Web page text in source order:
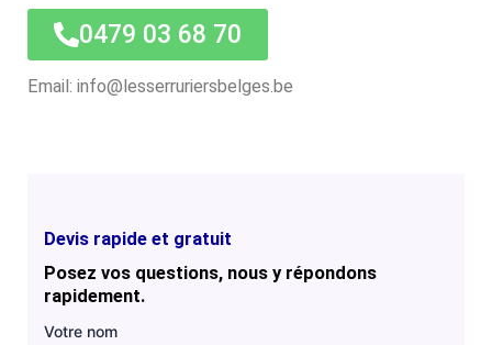
0479 03 68 70
Email: info@lesserruriersbelges.be
Devis rapide et gratuit
Posez vos questions, nous y répondons
rapidement.
Votre nom